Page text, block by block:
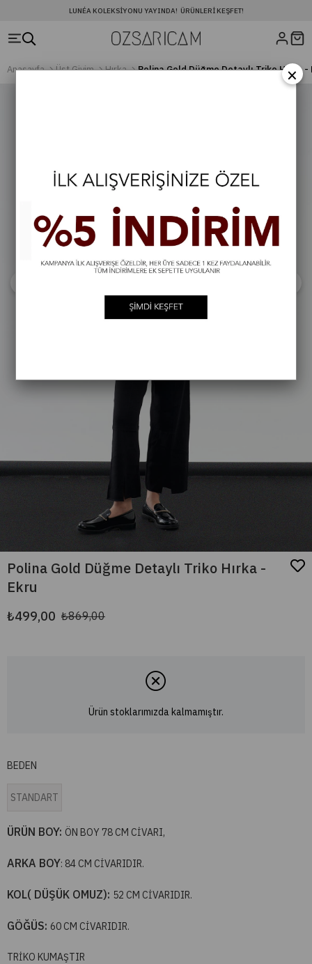
LUNÉA KOLEKSIYONU YAYINDA! ÜRÜNLERI KEŞFET!
Anasayfa Üst Giyim Hırka Polina Gold Düğme Detaylı Triko Hırka -
Polina Gold Düğme Detaylı Triko Hırka -
Ekru
₺869,00
₺499,00
Ürün stoklarımızda kalmamıştır.
BEDEN
STANDART
ÜRÜN BOY: ÖN BOY 78 CM CİVARI,
ARKA BOY: 84 CM CİVARIDIR.
KOL( DÜŞÜK OMUZ): 52 CM CİVARIDIR.
GÖĞÜS: 60 CM CİVARIDIR.
TRİKO KUMAŞTIR
×